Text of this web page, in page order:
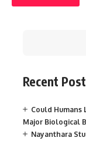
Recent
Could Humans
Major Biological
Nayanthara